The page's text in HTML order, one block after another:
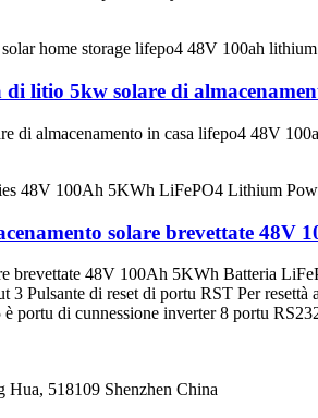
litio 5kw solare di
di almacenamento in casa lifepo4 48V
solare brevettate
brevettate 48V 100Ah 5KWh Batteria
3 Pulsante di reset di portu RST Per
portu di cunnessione inverter 8 portu
518109 Shenzhen China